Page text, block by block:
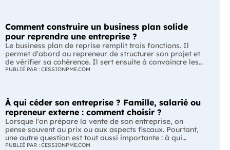
L'essentiel Les entreprises de moins de 250 salariés sont
soumises, dans certains cas, à une obligation
d'information préalable des salariés. Cette obligation
concerne la vente d'un fonds de commerce ou la cession
de la majorité des titres d'une société. Le délai
d'information varie selon la taille de l'entreprise. Les
L'obligation d'information concerne uniquement
certaines entreprises et certaines opérations de cession.
Vous êtes concerné si : votre entreprise emploie moins
de 250 salariés ; vous vendez votre fonds de commerce
ou plus de 50 % des parts sociales ou des actions de
votre société. À l'inverse, cette obligation ne s'applique
Comment construire un business plan solide
pour reprendre une entreprise ?
Le business plan de reprise remplit trois fonctions. Il
permet d'abord au repreneur de structurer son projet et
de vérifier sa cohérence. Il sert ensuite à convaincre les
banques et les partenaires financiers de l'accompagner.
consiste pas à reprendre les anciens comptes de
l'entreprise. Il explique comment l'entreprise évoluera
après le changement de dirigeant. C'est un document
indispensable pour structurer votre projet et convaincre
vos partenaires. À quoi sert vraiment un business plan
de reprise ? Lors d'une reprise d'entreprise, le business
PUBLIÉ PAR : CESSIONPME.COM
À qui céder son entreprise ? Famille, salarié ou
repreneur externe : comment choisir ?
Lorsque l'on prépare la vente de son entreprise, on
pense souvent au prix ou aux aspects fiscaux. Pourtant,
une autre question est tout aussi importante : à qui
transmettre son entreprise ? Selon le profil du repreneur,
PUBLIÉ PAR : CESSIONPME.COM